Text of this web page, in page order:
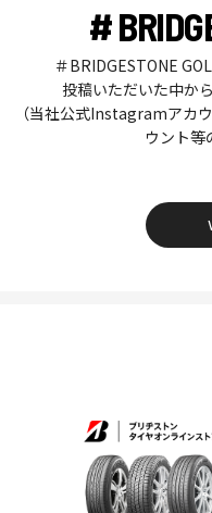
#
＃BRIDGESTONE
投稿いただいた中か
（当社公式Instagramアカ
ウント等